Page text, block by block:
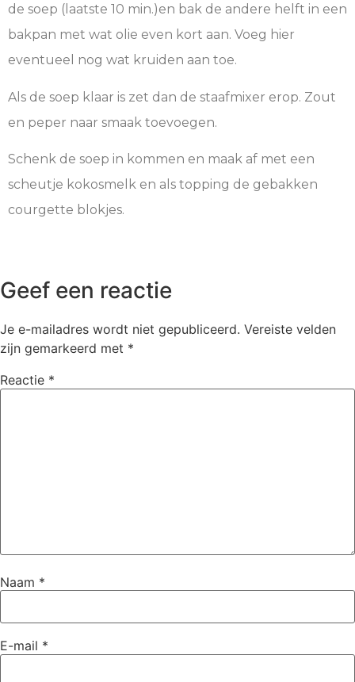
de soep (laatste 10 min.)en bak de andere helft in een
bakpan met wat olie even kort aan. Voeg hier
eventueel nog wat kruiden aan toe.
Als de soep klaar is zet dan de staafmixer erop. Zout
en peper naar smaak toevoegen.
Schenk de soep in kommen en maak af met een
scheutje kokosmelk en als topping de gebakken
courgette blokjes.
Geef een reactie
Je e-mailadres wordt niet gepubliceerd. Vereiste velden
zijn gemarkeerd met *
Reactie *
Naam *
E-mail *